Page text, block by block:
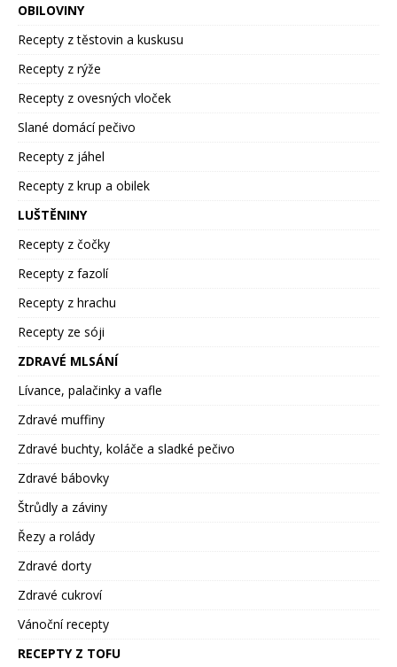
OBILOVINY
Recepty z těstovin a kuskusu
Recepty z rýže
Recepty z ovesných vloček
Slané domácí pečivo
Recepty z jáhel
Recepty z krup a obilek
LUŠTĚNINY
Recepty z čočky
Recepty z fazolí
Recepty z hrachu
Recepty ze sóji
ZDRAVÉ MLSÁNÍ
Lívance, palačinky a vafle
Zdravé muffiny
Zdravé buchty, koláče a sladké pečivo
Zdravé bábovky
Štrůdly a záviny
Řezy a rolády
Zdravé dorty
Zdravé cukroví
Vánoční recepty
RECEPTY Z TOFU